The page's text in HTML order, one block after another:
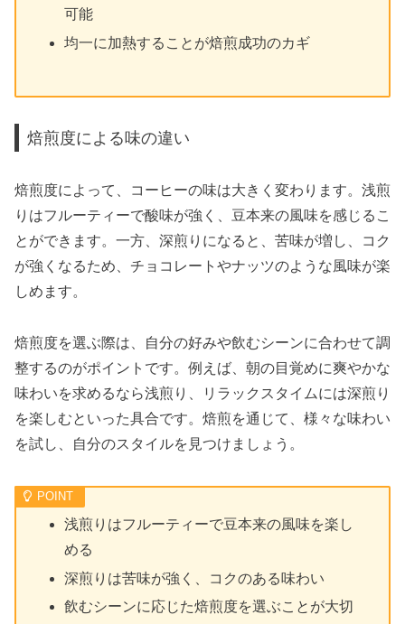
可能
均一に加熱することが焙煎成功のカギ
焙煎度による味の違い
焙煎度によって、コーヒーの味は大きく変わります。浅煎
りはフルーティーで酸味が強く、豆本来の風味を感じるこ
とができます。一方、深煎りになると、苦味が増し、コク
が強くなるため、チョコレートやナッツのような風味が楽
しめます。
焙煎度を選ぶ際は、自分の好みや飲むシーンに合わせて調
整するのがポイントです。例えば、朝の目覚めに爽やかな
味わいを求めるなら浅煎り、リラックスタイムには深煎り
を楽しむといった具合です。焙煎を通じて、様々な味わい
を試し、自分のスタイルを見つけましょう。
浅煎りはフルーティーで豆本来の風味を楽し
める
深煎りは苦味が強く、コクのある味わい
飲むシーンに応じた焙煎度を選ぶことが大切